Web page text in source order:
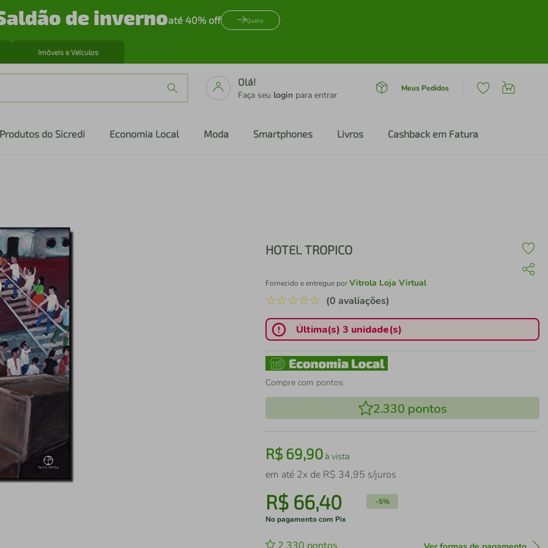
de invernoaté 40% off Quero
Imóveis e Veículos
Olá!
Faça seu login para entrar
Meus Pedidos
Produtos do Sicredi Economia Local Moda Smartphones Livros Cashback em Fatura
HOTEL TROPICO
Fornecido e entregue porVitrola Loja Virtual
☆☆☆☆☆ (0 avaliações)
Última(s) 3 unidade(s)
Compre com pontos:
2.330 pontos
R$69,90à vista
em até 2x de R$ 34,95 s/juros
R$ 66,40 -5%
No pagamento com Pix